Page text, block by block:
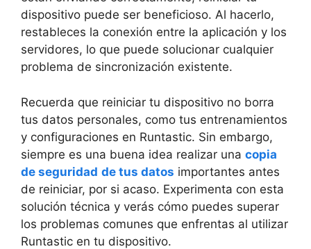
dispositivo puede ser beneficioso. Al hacerlo,
restableces la ⁤conexión entre la aplicación y los
servidores, ​lo‍ que puede solucionar cualquier
‌problema de sincronización ⁣existente.
Recuerda que ​reiniciar tu dispositivo no borra
tus⁣ datos ⁢personales, como ​tus entrenamientos
y configuraciones en Runtastic. ‍Sin embargo,
siempre es una buena idea realizar una copia
de seguridad de tus datos importantes antes
‍de reiniciar, por si acaso. Experimenta con esta
solución técnica y ⁣verás cómo puedes superar
los problemas comunes que enfrentas⁤ al utilizar
Runtastic en tu dispositivo.